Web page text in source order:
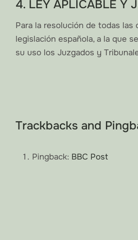
4. LEY APLICABLE Y
Para la resolución de todas
legislación española, a la que
su uso los Juzgados y
Trackbacks and
Pingback: BBC Post